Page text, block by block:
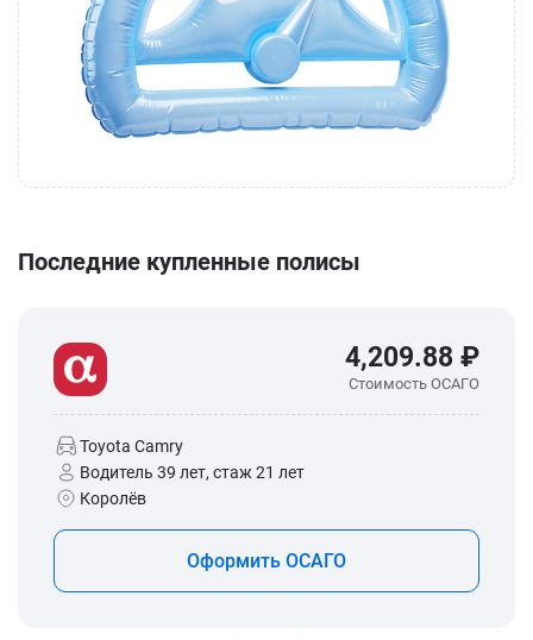
Последние купленные полисы
4,209.88 ₽
Стоимость ОСАГО
Toyota Camry
Водитель 39 лет, стаж 21 лет
Королёв
Оформить ОСАГО